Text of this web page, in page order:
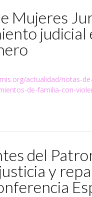
Mujeres
judicial
actualidad/notas-
de-familia-con-
del
y